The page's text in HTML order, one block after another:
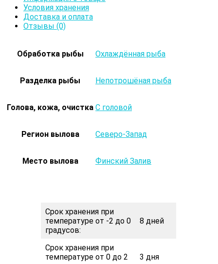
Условия хранения
Доставка и оплата
Отзывы (0)
Обработка рыбы Охлаждённая рыба
Разделка рыбы Непотрошёная рыба
Голова, кожа, очистка С головой
Регион вылова Северо-Запад
Место вылова Финский Залив
Срок хранения при
температуре от -2 до 0
градусов:
8 дней
Срок хранения при
температуре от 0 до 2
3 дня